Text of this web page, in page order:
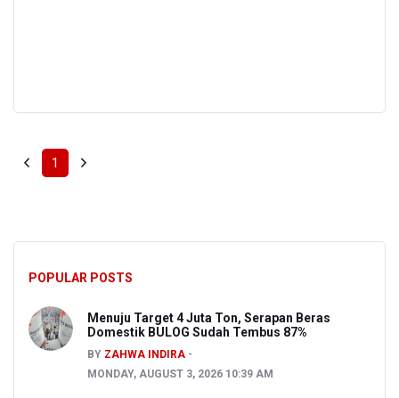
1
POPULAR POSTS
Menuju Target 4 Juta Ton, Serapan Beras
Domestik BULOG Sudah Tembus 87%
BY ZAHWA INDIRA
MONDAY, AUGUST 3, 2026 10:39 AM